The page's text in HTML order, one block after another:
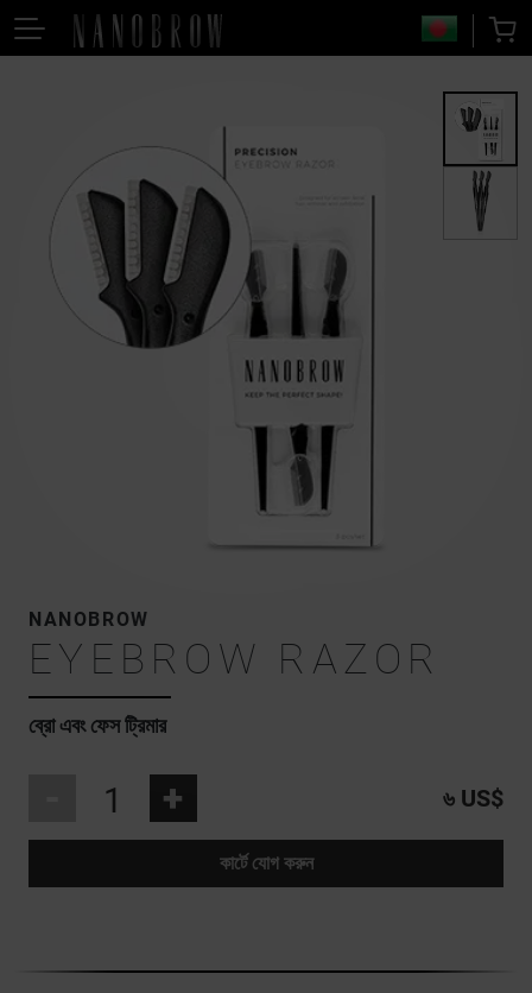
NANOBROW
EYEBROW RAZOR
ব্রো এবং ফেস ট্রিমার
+ ৬ US$
কার্টে যোগ করুন